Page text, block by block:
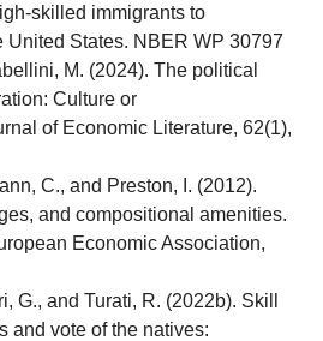
skilled immigrants to
United States. NBER WP 30797
M. (2024). The political
Culture or
of Economic Literature, 62(1),
C., and Preston, I. (2012).
and compositional amenities.
Economic Association,
G., and Turati, R. (2022b). Skill
and vote of the natives: